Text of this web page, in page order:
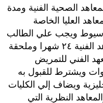
الصحية الفنية ومدة
العليا الخاصة
ويجب علي الطالب
الفنية ‮٤٢ ‬شهرا وملحقة
الفني للتمريض‮
ويشترط للقبول به
ويضاف إلي الكليات
النظرية التي